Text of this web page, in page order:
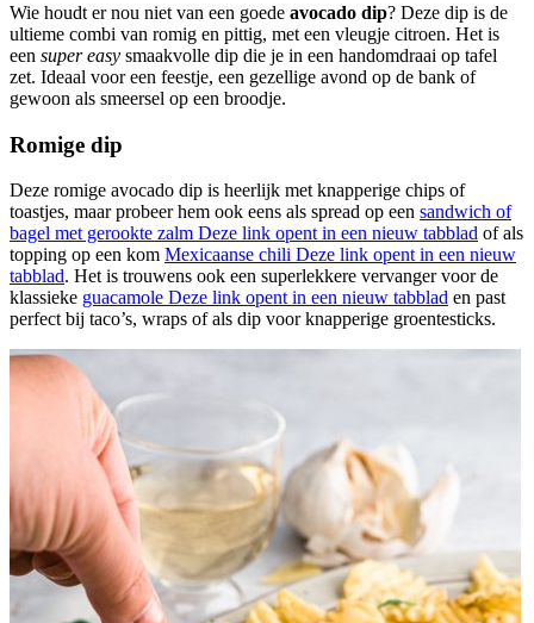
Wie houdt er nou niet van een goede avocado dip? Deze dip is de
ultieme combi van romig en pittig, met een vleugje citroen. Het is
een super easy smaakvolle dip die je in een handomdraai op tafel
zet. Ideaal voor een feestje, een gezellige avond op de bank of
gewoon als smeersel op een broodje.
Romige dip
Deze romige avocado dip is heerlijk met knapperige chips of
toastjes, maar probeer hem ook eens als spread op een sandwich of
bagel met gerookte zalm Deze link opent in een nieuw tabblad of als
topping op een kom Mexicaanse chili Deze link opent in een nieuw
tabblad. Het is trouwens ook een superlekkere vervanger voor de
klassieke guacamole Deze link opent in een nieuw tabblad en past
perfect bij taco’s, wraps of als dip voor knapperige groentesticks.